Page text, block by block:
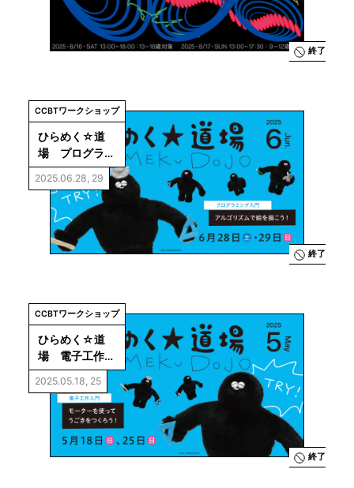
みえるリズ
終了
CCBTワークショップ
ひらめく☆道
場　プログラミ
ング入門
2025.06.28, 29
終了
CCBTワークショップ
ひらめく☆道
場　電子工作入
門
2025.05.18, 25
終了